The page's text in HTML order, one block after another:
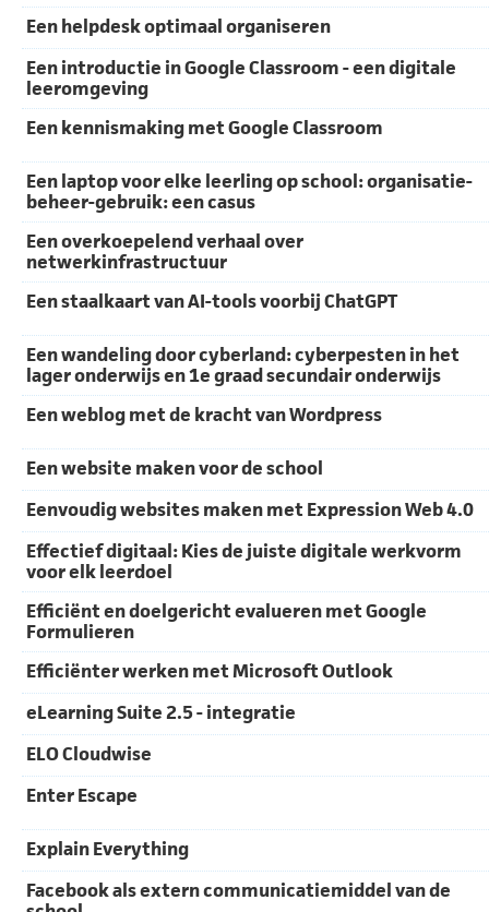
Een helpdesk optimaal organiseren
Een introductie in Google Classroom - een digitale
leeromgeving
Een kennismaking met Google Classroom
Een laptop voor elke leerling op school: organisatie-
beheer-gebruik: een casus
Een overkoepelend verhaal over
netwerkinfrastructuur
Een staalkaart van AI-tools voorbij ChatGPT
Een wandeling door cyberland: cyberpesten in het
lager onderwijs en 1e graad secundair onderwijs
Een weblog met de kracht van Wordpress
Een website maken voor de school
Eenvoudig websites maken met Expression Web 4.0
Effectief digitaal: Kies de juiste digitale werkvorm
voor elk leerdoel
Efficiënt en doelgericht evalueren met Google
Formulieren
Efficiënter werken met Microsoft Outlook
eLearning Suite 2.5 - integratie
ELO Cloudwise
Enter Escape
Explain Everything
Facebook als extern communicatiemiddel van de